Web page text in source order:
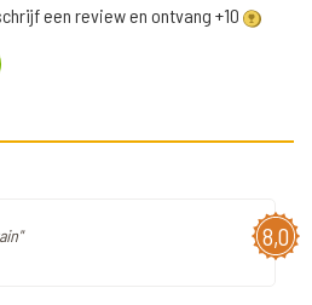
een review en ontvang +10
8,0